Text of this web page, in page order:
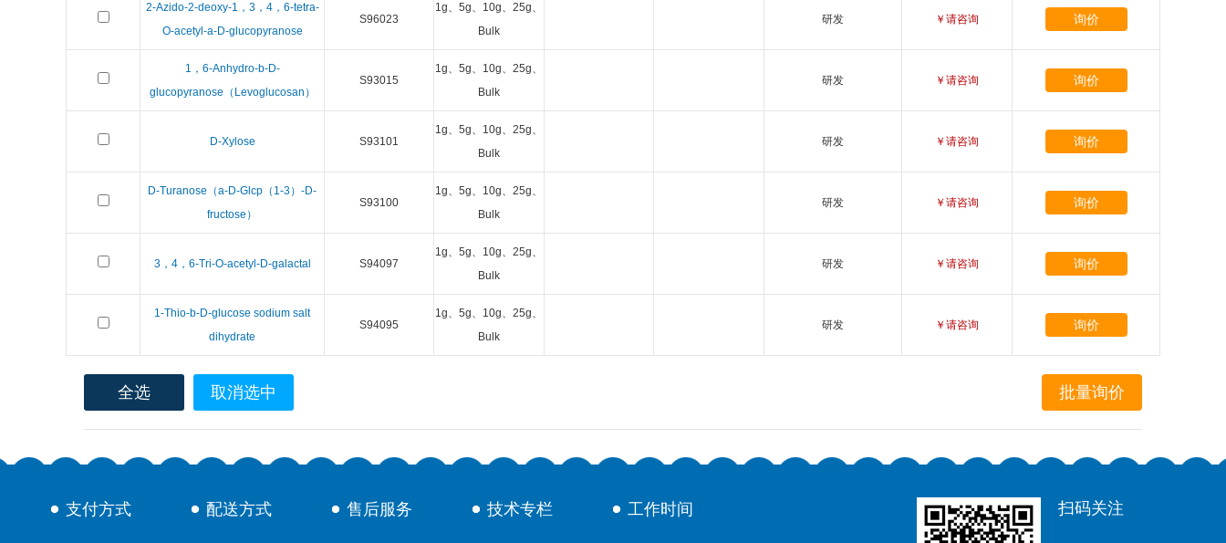
2-Azido-2-deoxy-1，3，4，6-tetra-
O-acetyl-a-D-glucopyranose
S96023
1g、5g、10g、25g、
Bulk
研发 ￥请咨询 询价
1，6-Anhydro-b-D-
glucopyranose（Levoglucosan）
S93015
1g、5g、10g、25g、
Bulk
研发 ￥请咨询 询价
D-Xylose S93101
1g、5g、10g、25g、
Bulk
研发 ￥请咨询 询价
D-Turanose（a-D-Glcp（1-3）-D-
fructose）
S93100
1g、5g、10g、25g、
Bulk
研发 ￥请咨询 询价
3，4，6-Tri-O-acetyl-D-galactal S94097
1g、5g、10g、25g、
Bulk
研发 ￥请咨询 询价
1-Thio-b-D-glucose sodium salt
dihydrate
S94095
1g、5g、10g、25g、
Bulk
研发 ￥请咨询 询价
全选 取消选中
支付方式 配送方式 售后服务 技术专栏 工作时间 扫码关注